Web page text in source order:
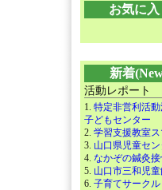
お気に入
新着
活動レポート
1. 特定非営利活
子どもセンター
2. 学習支援教室
3. 山口県児童セン
4. なかぞの鍼灸
5. 山口市三和児
6. 子育てサーク